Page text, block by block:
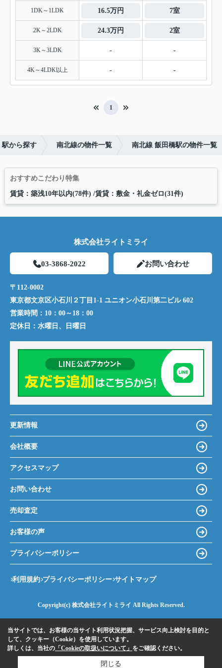
1DK～1LDK 16.5万円 7室
2K～2LDK 24.3万円 2室
3K～3LDK - -
4K～4LDK以上 - -
1
駅から探す 南北線の物件一覧 南北線 飯田橋駅の物件一覧
おすすめこだわり特集
賃貸：築浅10年以内(78件) 賃貸：敷金・礼金ゼロ(31件)
株式会社ライトミライ
03-3868-2022 お問い合わせ
〒112-0002
東京都文京区小石川２丁目1-1 ユニオン小石川第二ビル 602
営業時間： 10：00～18：00
定休日： 水曜日、日曜日
更新情報
会社概要
アクセスマップ
お問い合わせ
売却査定
お客様の声
プライバシーポリシー
利用規約 プライバシーポリシー サイトマップ
Copyright(c) 株式会社ライトミライ All Rights Reserved.
当サイトでは、お客様の当サイト利用状況把握、サービス向上検討を目的と
して、クッキー（Cookie）を使用しています。
詳しくは、当社の 「Cookieの取扱いについて」 をご確認ください。
閉じる